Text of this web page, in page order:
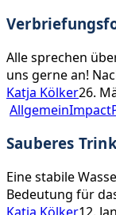
Alle sprechen
uns gerne an!
Katja Kölker26.
AllgemeinImpact
Sauberes
Eine stabile
Bedeutung für